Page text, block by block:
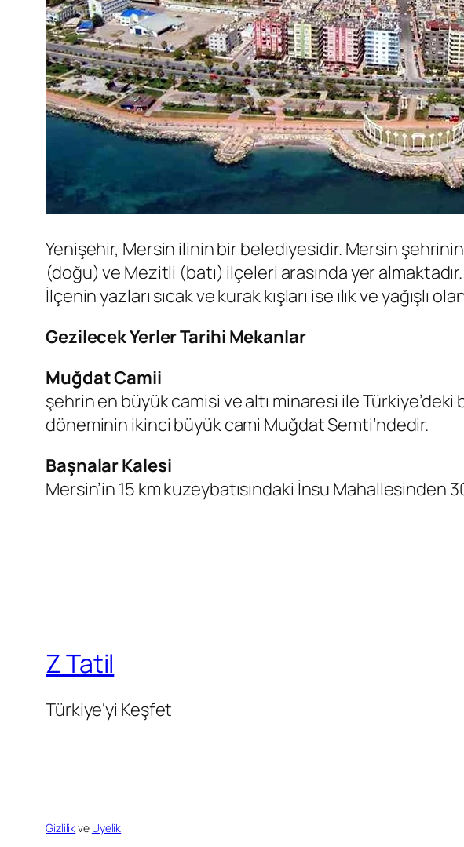
Yenişehir, Mersin ilinin bir belediyesidir. Mersin
(doğu) ve Mezitli (batı) ilçeleri arasında yer
İlçenin yazları sıcak ve kurak kışları ise ılık ve
Gezilecek Yerler Tarihi Mekanlar
Muğdat Camii
şehrin en büyük camisi ve altı minaresi ile
döneminin ikinci büyük cami Muğdat Semti’ndedir.
Başnalar Kalesi
Mersin’in 15 km kuzeybatısındaki İnsu Mahallesinden
Z Tatil
Türkiye'yi Keşfet
Gizlilikve Uyelik